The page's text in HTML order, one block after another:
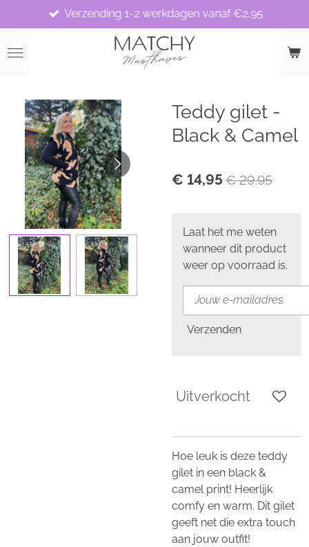
direct
naar
Verzending 1-2 werkdagen vanaf €2,95
Teddy gilet -
Black & Camel
€ 14,95 € 29,95
Laat het me weten
wanneer dit product
weer op voorraad is.
Verzenden
Uitverkocht
Hoe leuk is deze teddy
gilet in een black &
camel print! Heerlijk
comfy en warm. Dit gilet
geeft net die extra touch
aan jouw outfit!